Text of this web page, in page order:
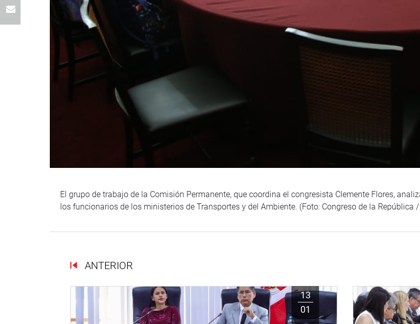
El grupo de trabajo de la Comisión Permanente, que coordina el congresista Clemente Flores,
los funcionarios de los ministerios de Transportes y del Ambiente. (Foto: Congreso de la República
ANTERIOR
13
01